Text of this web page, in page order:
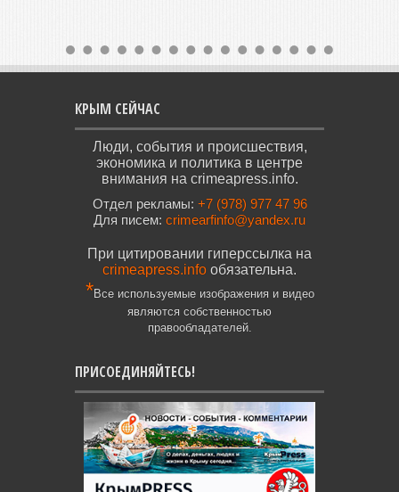
КРЫМ СЕЙЧАС
Люди, события и происшествия,
экономика и политика в центре
внимания на crimeapress.info.
Отдел рекламы: +7 (978) 977 47 96
Для писем: crimearfinfo@yandex.ru
При цитировании гиперссылка на
crimeapress.info обязательна.
*Все используемые изображения и видео
являются собственностью
правообладателей.
ПРИСОЕДИНЯЙТЕСЬ!